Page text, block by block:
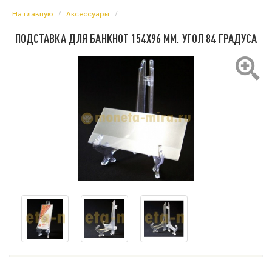
На главную Аксессуары
ПОДСТАВКА ДЛЯ БАНКНОТ 154Х96 ММ. УГОЛ 84 ГРАДУСА